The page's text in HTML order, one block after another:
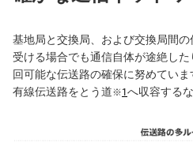
基地局と交換局、および交換局間
受ける場合でも通信自体が途絶し
回可能な伝送路の確保に努めてい
有線伝送路をとう道※1 へ収容する